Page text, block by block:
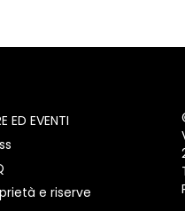
ED EVENTI
e riserve